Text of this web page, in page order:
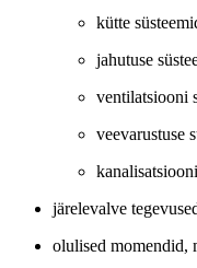
kütte
jahutuse
ventilatsiooni
veevarustuse
järelevalve
olulised momendid,